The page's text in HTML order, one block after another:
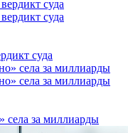
суда
села за миллиарды